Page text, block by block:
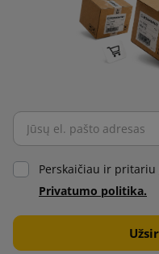
Perskaičiau ir pritariu
Privatumo politika.